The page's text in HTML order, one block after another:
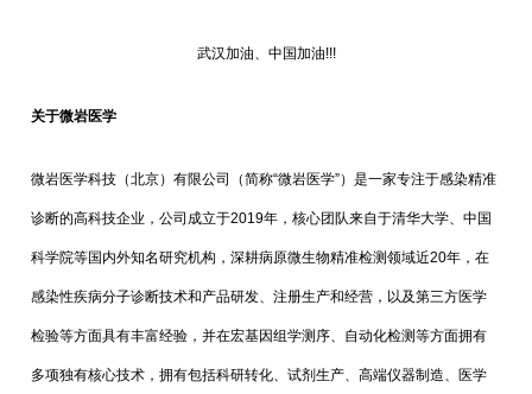
武汉加油、中国加油!!!
关于微岩医学
微岩医学科技（北京）有限公司（简称“微岩医学”）是一家专注于感染精准
诊断的高科技企业，公司成立于2019年，核心团队来自于清华大学、中国
科学院等国内外知名研究机构，深耕病原微生物精准检测领域近20年，在
感染性疾病分子诊断技术和产品研发、注册生产和经营，以及第三方医学
检验等方面具有丰富经验，并在宏基因组学测序、自动化检测等方面拥有
多项独有核心技术，拥有包括科研转化、试剂生产、高端仪器制造、医学